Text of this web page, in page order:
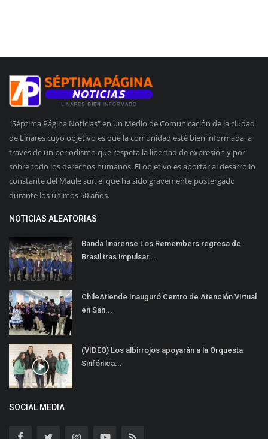
"Séptima Página Noticias" en un Medio de Comunicación de la ciudad
de Linares cuyo objetivo es que la comunidad esté bien informada, a
través de un periodismo que respeta la libertad de expresión y por
sobre todo los derechos humanos. El objetivo es aportar al desarrollo
constante del Maule sur, el que ha sido gravemente postergado
durante los últimos 50 años.
NOTICIAS ALEATORIAS
Banda linarense Los Remembers regresa de
Brasil tras impulsar...
ChileAtiende Inauguró Centro de Atención Virtual
en San...
(VIDEO) Los albirrojos apoyarán a la Orquesta
Sinfónica...
SOCIAL MEDIA